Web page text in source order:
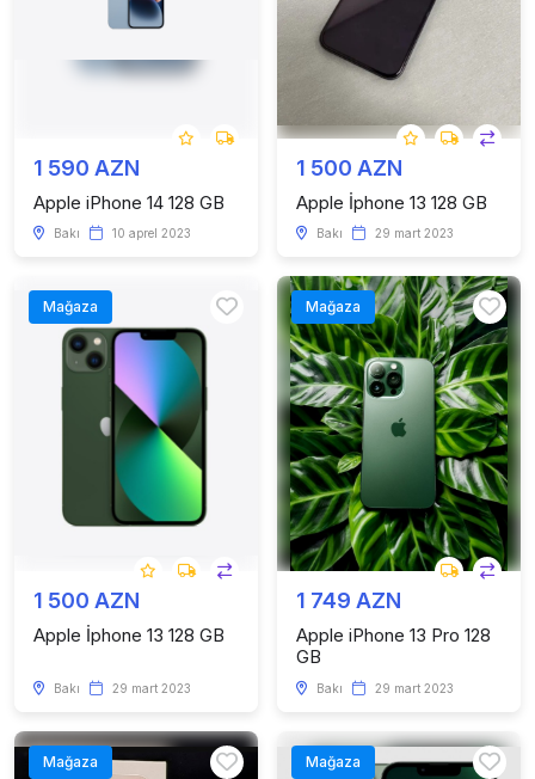
1 590 AZN
Apple iPhone 14 128 GB
Bakı 10 aprel 2023
1 500 AZN
Apple İphone 13 128 GB
Bakı 29 mart 2023
Mağaza
1 500 AZN
Apple İphone 13 128 GB
Bakı 29 mart 2023
Mağaza
1 749 AZN
Apple iPhone 13 Pro 128
GB
Bakı 29 mart 2023
Mağaza Mağaza